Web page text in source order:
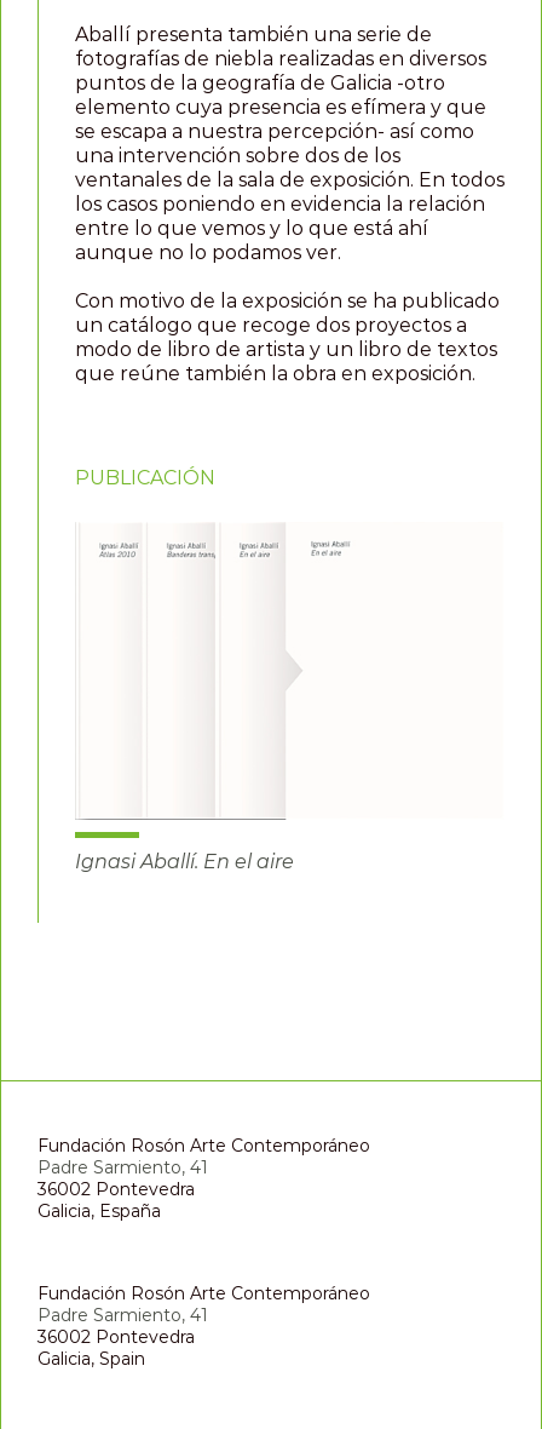
Aballí presenta también una serie de
fotografías de niebla realizadas en diversos
puntos de la geografía de Galicia -otro
elemento cuya presencia es efímera y que
se escapa a nuestra percepción- así como
una intervención sobre dos de los
ventanales de la sala de exposición. En todos
los casos poniendo en evidencia la relación
entre lo que vemos y lo que está ahí
aunque no lo podamos ver.
Con motivo de la exposición se ha publicado
un catálogo que recoge dos proyectos a
modo de libro de artista y un libro de textos
que reúne también la obra en exposición.
PUBLICACIÓN
Ignasi Aballí. En el aire
Fundación Rosón Arte Contemporáneo
Padre Sarmiento, 41
36002 Pontevedra
Galicia, España
Fundación Rosón Arte Contemporáneo
Padre Sarmiento, 41
36002 Pontevedra
Galicia, Spain